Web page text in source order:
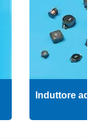
Induttore